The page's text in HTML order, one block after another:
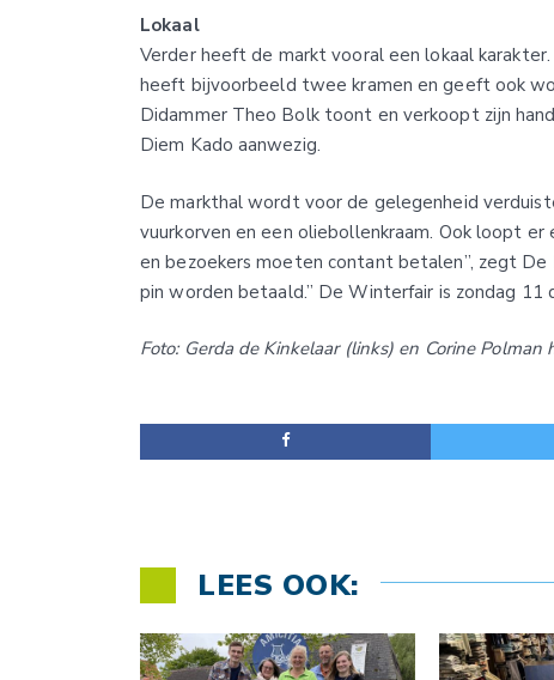
Lokaal
Verder heeft de markt vooral een lokaal
heeft bijvoorbeeld twee kramen en geeft ook
Didammer Theo Bolk toont en verkoopt zijn
Diem Kado aanwezig.
De markthal wordt voor de gelegenheid
vuurkorven en een oliebollenkraam. Ook loopt er
en bezoekers moeten contant betalen”, zegt
pin worden betaald.” De Winterfair is zondag 11
Foto: Gerda de Kinkelaar (links) en Corine
LEES OOK: